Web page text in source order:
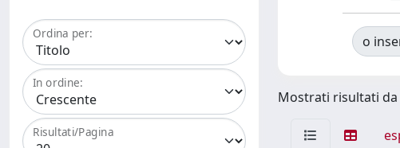
Ordina per:
In ordine:
Risultati/Pagina
o
Mostrati risultati da